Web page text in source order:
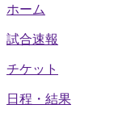
ホーム
試合速報
チケット
日程・結果